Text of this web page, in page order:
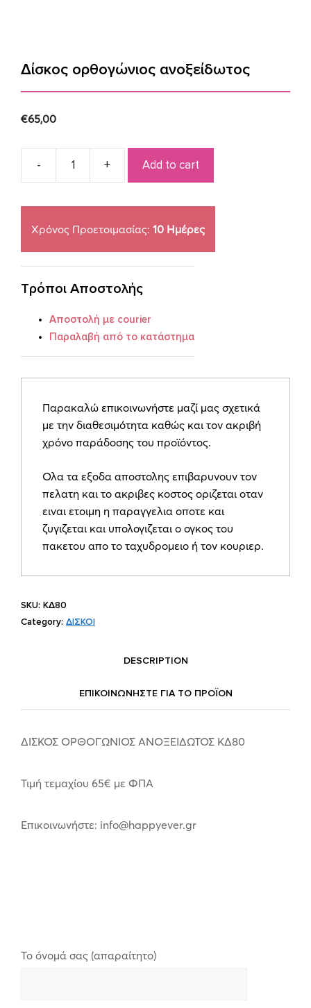
Δίσκος ορθογώνιος ανοξείδωτος
€65,00
Δίσκος
ανοξείδωτος
quantity
Add to cart
Χρόνος Προετοιμασίας: 10 Ημέρες
Τρόποι Αποστολής
Αποστολή με courier
Παραλαβή από το κατάστημα
Παρακαλώ επικοινωνήστε μαζί μας σχετικά
με την διαθεσιμότητα καθώς και τον ακριβή
χρόνο παράδοσης του προϊόντος.
Ολα τα εξοδα αποστολης επιβαρυνουν τον
πελατη και το ακριβες κοστος οριζεται οταν
ειναι ετοιμη η παραγγελια οποτε και
ζυγιζεται και υπολογιζεται ο ογκος του
πακετου απο το ταχυδρομειο ή τον κουριερ.
SKU: ΚΔ80
Category: ΔΙΣΚΟΙ
DESCRIPTION
ΕΠΙΚΟΙΝΩΝΗΣΤΕ ΓΙΑ ΤΟ ΠΡΟΪOΝ
ΔΙΣΚΟΣ ΟΡΘΟΓΩΝΙΟΣ ΑΝΟΞΕΙΔΩΤΟΣ ΚΔ80
Τιμή τεμαχίου 65€ με ΦΠΑ
Επικοινωνήστε: info@happyever.gr
Το όνομά σας (απαραίτητο)